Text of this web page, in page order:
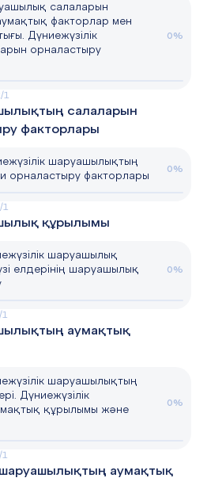
салаларын
факторлар мен
Дүниежүзілік
орналастыру
0%
1
салаларын
факторлары
шаруашылықтың
орналастыру факторлары
0%
1
құрылымы
шаруашылық
елдерінің шаруашылық
0%
1
аумақтық
шаруашылықтың
Дүниежүзілік
құрылымы және
0%
1
аумақтық